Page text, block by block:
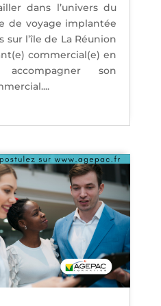
dans l’univers du
de voyage implantée
sur l’île de La Réunion
commercial(e) en
son